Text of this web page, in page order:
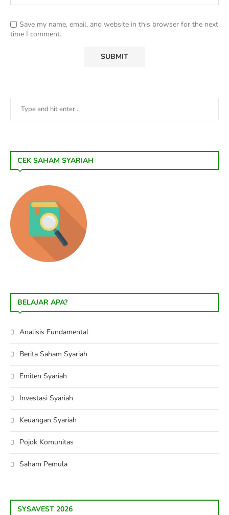
Save my name, email, and website in this browser for the next
time I comment.
CEK SAHAM SYARIAH
BELAJAR APA?
Analisis Fundamental
Berita Saham Syariah
Emiten Syariah
Investasi Syariah
Keuangan Syariah
Pojok Komunitas
Saham Pemula
SYSAVEST 2026